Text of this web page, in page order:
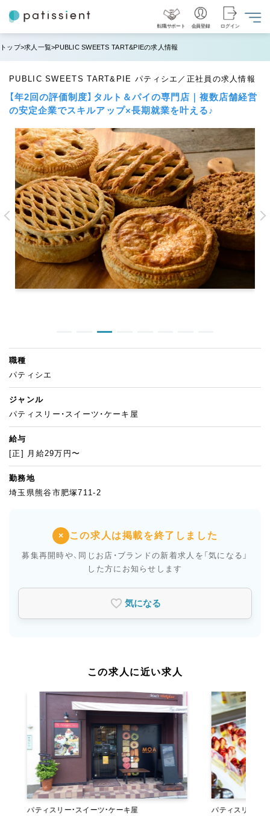
転職サポート 会員登録 ログイン
トップ 求人一覧 PUBLIC SWEETS TART&PIEの求人情報
PUBLIC SWEETS TART&PIE パティシエ／正社員の求人情報
【年2回の評価制度】タルト＆パイの専門店｜複数店舗経営
の安定企業でスキルアップ×長期就業を叶える♪
職種
パティシエ
ジャンル
パティスリー・スイーツ・ケーキ屋
給与
[正] 月給29万円〜
勤務地
埼玉県熊谷市肥塚711-2
× この求人は掲載を終了しました
募集再開時や、同じお店・ブランドの新着求人を 「気になる」
した方にお知らせします
気になる
この求人に近い求人
パティスリー・スイーツ・ケーキ屋
パティスリー・スイーツ